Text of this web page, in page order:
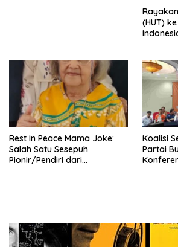
(HUT)
Tema:
KBI
seluruh
Rest In Peace Mama Joke:
Salah Satu Sesepuh
Pionir/Pendiri dari
Koalisi
Partai